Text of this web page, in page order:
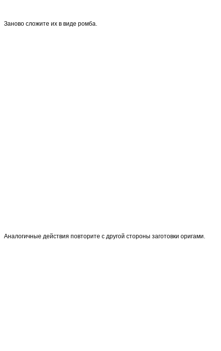
Заново сложите их в виде ромба.
Аналогичные действия повторите с другой стороны заготовки оригами.